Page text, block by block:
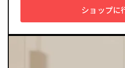
ショップに